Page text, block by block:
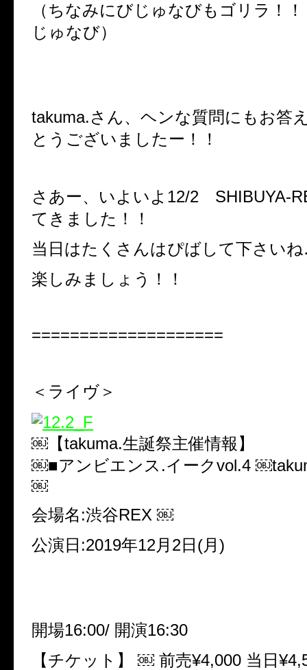
（ちなみにびじゅなびもゴリラ
じゅなび）
takuma.さん、ヘンな質問にもお答
とうございましたー！！
さあー、いよいよ12/2 SHIBUYA-
てきました！！
当日はたくさんはぴばして下さいね
楽しみましょう！！
====================
＜ライヴ＞
￼【takuma.生誕祭主催情報】
￼■アンビエンス.イークvol.4
￼
会場名:渋谷REX ￼
公演日:2019年12月2日(月)
開場16:00/ 開演16:30
【チケット】 ￼ 前売¥4,000 当日